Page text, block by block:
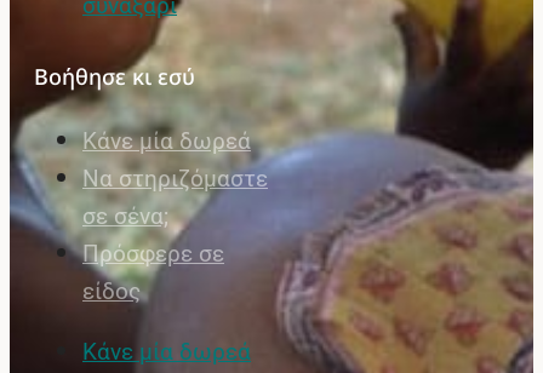
Βοήθησε κι εσύ
Κάνε μία δωρεά
Να στηριζόμαστε
σε σένα;
Πρόσφερε σε
είδος
Κάνε μία δωρεά